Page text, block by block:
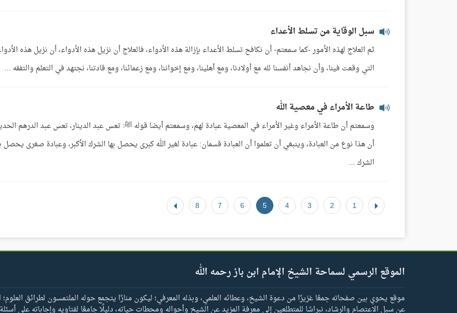
سبل الوقاية من تسلط الأعداء
ثم العلاج لهذه الأمور -كما سمعتم- أن نكافح تسلط الأعداء بإزالة هذه الأدواء، فالعلاج أن نزيل هذه الأدواء، أن نزيل هذه
التي وقعت فينا، وأن نجاهد أنفسنا لله مع أولادنا، ومع أهلينا، ومع إخواننا، ومع زعمائنا، ومع قادتنا، نجتهد في التعلم والتفقه ...
طاعة الأمراء في معصية الله
وسمعتم أن طاعة الأمراء وغير الأمراء في المعصية عبادة لهم، وسمعتم أيضا قوله ﷺ: تعس عبد الدينار، تعس عبد الدرهم
أن هذا نوع من العبادة، وينبغي أن تعلموا أن العبادة قسمان: عبادة لغير الله كبرى يحصل بها الشرك الأكبر، وعبادة صغرى يحصل
الشرك ...
1
2
3
4
5
6
7
8
الموقع الرسمي لسماحة الشيخ الإمام ابن باز رحمه الله
موقع يحوي بين صفحاته جمعًا غزيرًا من دعوة الشيخ، وعطائه العلمي، وبذله المعرفي؛ ليكون منارًا يتجمع حوله الملتمسون لطرائق العلوم؛
عن سبل الاعتصام والرشاد، نبراسًا للمتطلعين إلى معرفة المزيد عن الشيخ وأحواله ومحطات حياته، دليلًا جامعًا لفتاويه وإجاباته على